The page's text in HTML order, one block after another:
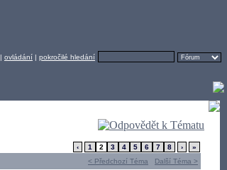
| ovládání | pokročilé hledání
‹ 1 2 3 4 5 6 7 8 ›
»
< Předchozí Téma Další Téma >